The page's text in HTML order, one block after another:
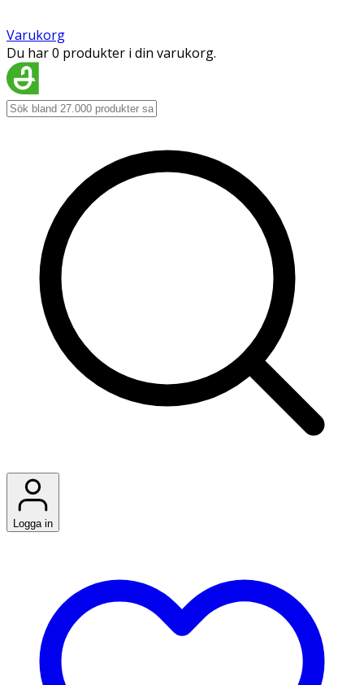
Varukorg
Du har 0 produkter i din varukorg.
Logga in